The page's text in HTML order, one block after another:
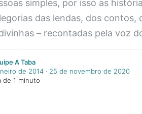
simples, por isso as
das lendas, dos contos,
– recontadas pela voz
A Taba
de 2014‧ 25 de novembro de 2020
de 1 minuto